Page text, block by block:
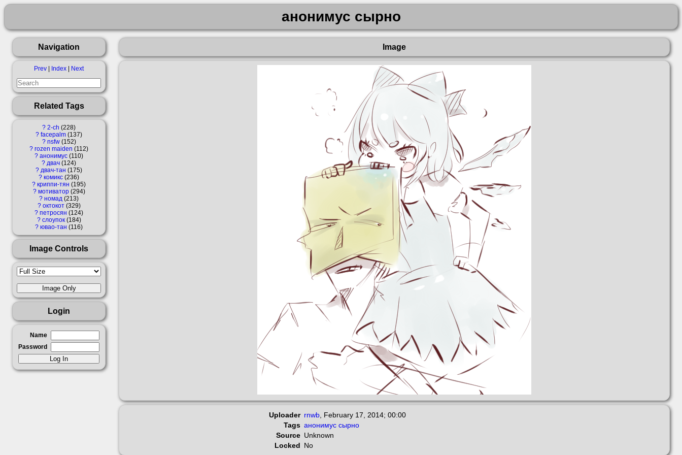
анонимус сырно
Navigation
Prev Index Next
Related Tags
? 2-ch 228
? facepalm 137
? nsfw 152
? rozen maiden
112
? анонимус 110
? двач 124
? двач-тан
175
? комикс 236
? криппи-тян
195
? мотиватор 294
? номад 213
? октокот 329
? петросян
124
? слоупок 184
? ювао-тан 116
Image Controls
Login
Name
Password
Image
Uploader rnwb February 17, 2014; 00:00
Tags анонимус сырно
Source Unknown
Locked No